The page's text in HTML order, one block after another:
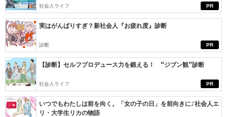
PR
社会人ライフ
PR
実はがんばりすぎ？新社会人『お疲れ度』診断
診断
PR
【診断】セルフプロデュース力を鍛える！ “ジブン観”診断
社会人ライフ
いつでもわたしは前を向く。「女の子の日」を前向きに♪社会人エ
リ・大学生リカの物語